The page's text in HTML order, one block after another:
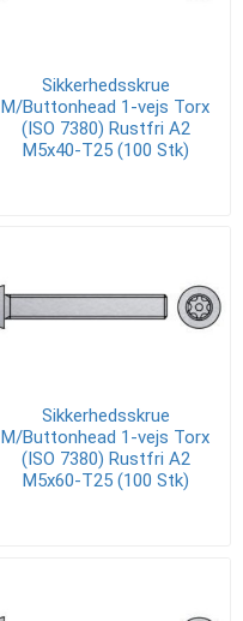
Sikkerhedsskrue
M/Buttonhead 1-vejs Torx
(ISO 7380) Rustfri A2
M5x40-T25 (100 Stk)
Sikkerhedsskrue
M/Buttonhead 1-vejs Torx
(ISO 7380) Rustfri A2
M5x60-T25 (100 Stk)